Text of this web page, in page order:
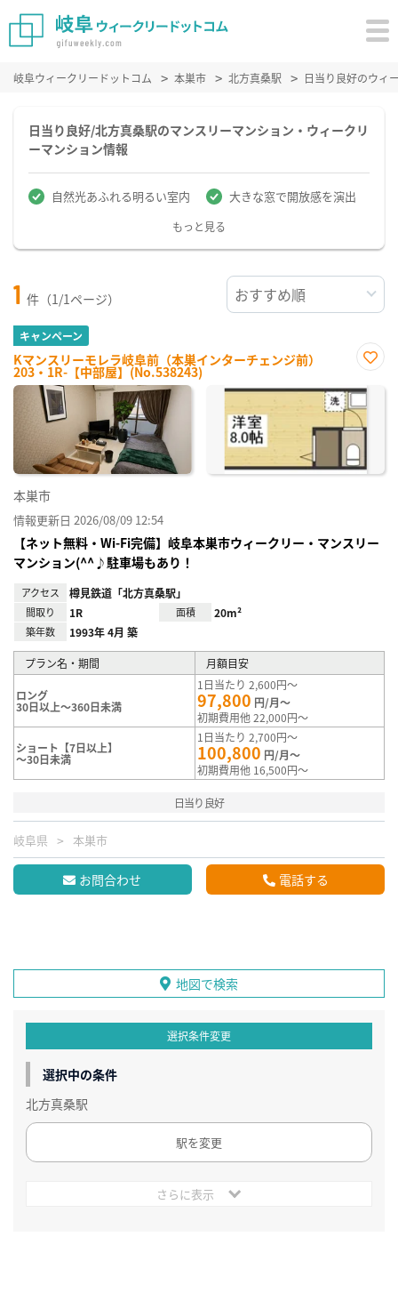
岐阜ウィークリードットコム 本巣市 北方真桑駅 日当り良好のウィ
日当り良好/北方真桑駅のマンスリーマンション・ウィークリ
ーマンション情報
自然光あふれる明るい室内 大きな窓で開放感を演出
もっと見る
1 件（1/1ページ）
キャンペーン
Kマンスリーモレラ岐阜前（本巣インターチェンジ前）
203・1R-【中部屋】(No.538243)
に入
り登
録
本巣市
情報更新日 2026/08/09 12:54
【ネット無料・Wi-Fi完備】岐阜本巣市ウィークリー・マンスリー
マンション(^^♪駐車場もあり！
アクセス 樽見鉄道「北方真桑駅」
間取り 1R 面積 20m²
築年数 1993年 4月 築
プラン名・期間 月額目安
ロング
30日以上～360日未満
1日当たり 2,600円～
97,800 円/月～
初期費用他 22,000円～
ショート【7日以上】
～30日未満
1日当たり 2,700円～
100,800 円/月～
初期費用他 16,500円～
日当り良好
岐阜県 本巣市
お問合わせ 電話する
地図で検索
選択条件変更
選択中の条件
北方真桑駅
駅を変更
さらに表示